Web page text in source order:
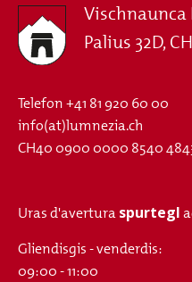
Vischnaunca
Palius 32D,
Telefon+41 81 920 60 00
info(at)lumnezia.ch
CH40 0900 0000 8540
Uras d'averturaspurtegl
Gliendisgis - venderdis:
09:00 - 11:00